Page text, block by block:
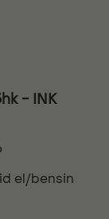
- INK
el/bensin